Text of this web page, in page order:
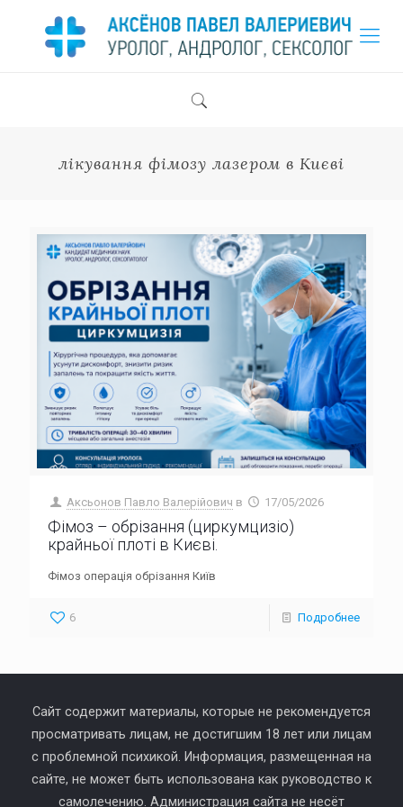
лікування фімозу лазером в Києві
Аксьонов Павло Валерійович в 17/05/2026
Фімоз – обрізання (циркумцизіо)
крайньої плоті в Києві.
Фімоз операція обрізання Київ
6 Подробнее
Сайт содержит материалы, которые не рекомендуется
просматривать лицам, не достигшим 18 лет или лицам
с проблемной психикой. Информация, размещенная на
сайте, не может быть использована как руководство к
самолечению. Администрация сайта не несёт